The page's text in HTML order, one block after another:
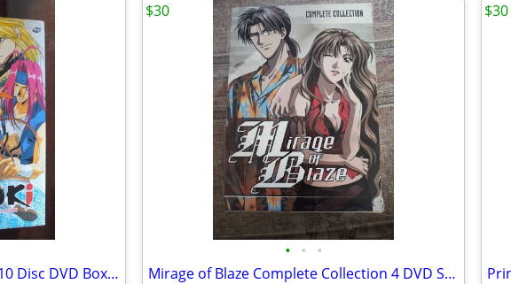
Saiyuki Complete Collection 10 Disc DVD Box Set Anime
• • •
Mirage of Blaze Complete Collection 4 DVD Set Anime
$30 $30